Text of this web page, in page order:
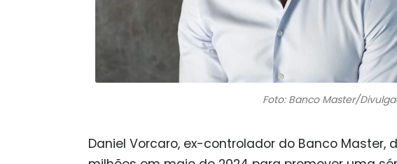
Foto: Banco Master/
Daniel Vorcaro, ex-controlador do Banco Master,